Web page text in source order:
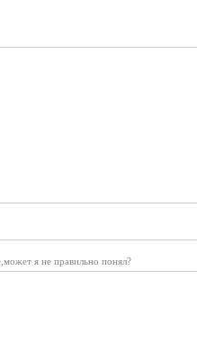
я не правильно понял?